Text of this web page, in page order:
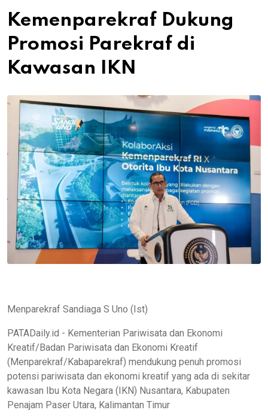
Kemenparekraf Dukung
Promosi Parekraf di
Kawasan IKN
Menparekraf Sandiaga S Uno (Ist)
PATADaily.id - Kementerian Pariwisata dan Ekonomi
Kreatif/Badan Pariwisata dan Ekonomi Kreatif
(Menparekraf/Kabaparekraf) mendukung penuh promosi
potensi pariwisata dan ekonomi kreatif yang ada di sekitar
kawasan Ibu Kota Negara (IKN) Nusantara, Kabupaten
Penajam Paser Utara, Kalimantan Timur